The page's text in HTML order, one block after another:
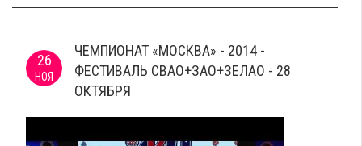
26
НОЯ
ЧЕМПИОНАТ «МОСКВА» - 2014 -
ФЕСТИВАЛЬ СВАО+ЗАО+ЗЕЛАО - 28
ОКТЯБРЯ